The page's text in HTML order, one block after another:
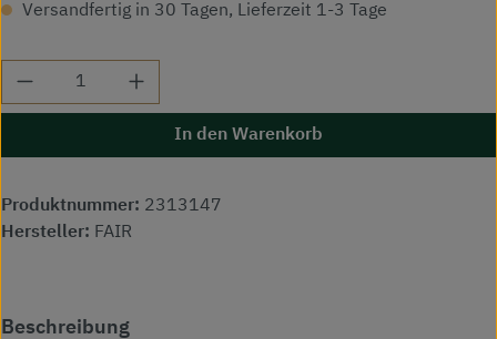
Versandfertig in 30 Tagen, Lieferzeit 1-3 Tage
Produkt Anzahl: Gib den gewünschten
In den Warenkorb
Produktnummer: 2313147
Hersteller: FAIR
Beschreibung